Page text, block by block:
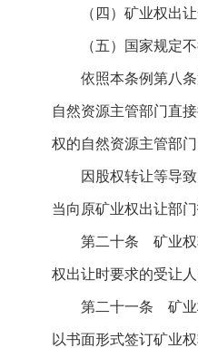
（四）矿业权出
（五）国家规定
依照本条例第八
自然资源主管部门直
权的自然资源主管部门
因股权转让等导
当向原矿业权出让部门
第二十条 矿业权
权出让时要求的受让
第二十一条 矿业
以书面形式签订矿业